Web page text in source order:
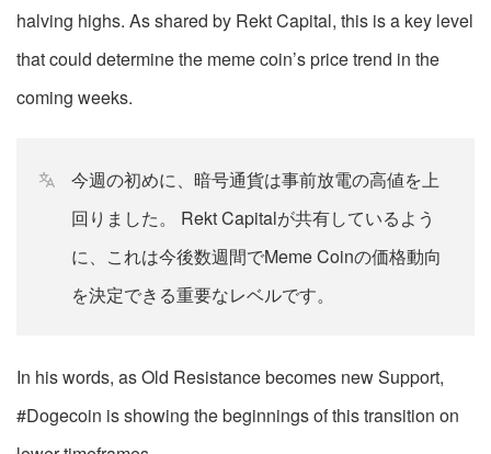
halving highs. As shared by Rekt Capital, this is a key level
that could determine the meme coin’s price trend in the
coming weeks.
今週の初めに、暗号通貨は事前放電の高値を上
回りました。 Rekt Capitalが共有しているよう
に、これは今後数週間でMeme Coinの価格動向
を決定できる重要なレベルです。
In his words, as Old Resistance becomes new Support,
#Dogecoin is showing the beginnings of this transition on